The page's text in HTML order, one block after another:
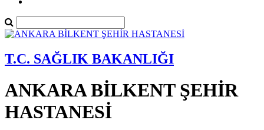
T.C. SAĞLIK BAKANLIĞI
ANKARA BİLKENT ŞEHİR
HASTANESİ